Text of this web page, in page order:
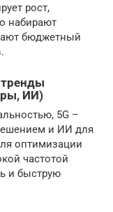
рост,
набирают
бюджетный
ИИ)
5G –
и ИИ для
оптимизации
частотой
и быструю